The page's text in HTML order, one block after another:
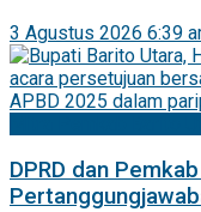
3 Agustus 2026 6:39
DPRD dan